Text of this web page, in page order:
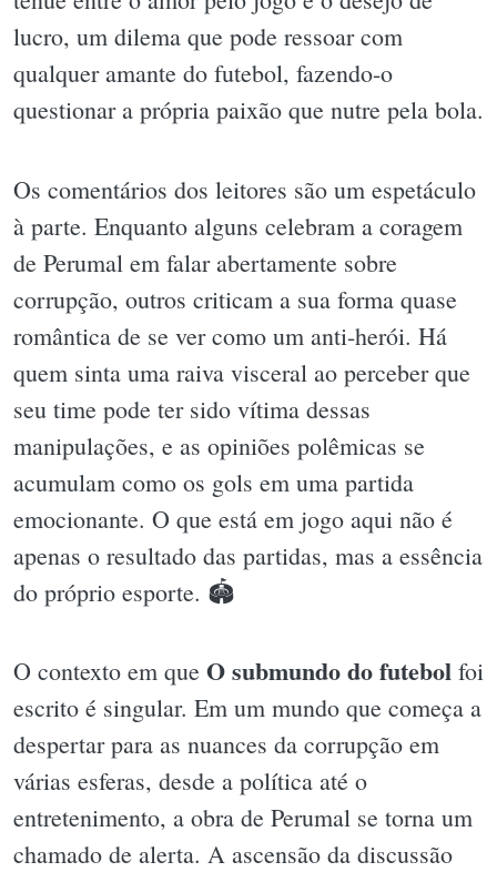
lucro, um dilema que pode ressoar com
qualquer amante do futebol, fazendo-o
questionar a própria paixão que nutre pela bola.
Os comentários dos leitores são um espetáculo
à parte. Enquanto alguns celebram a coragem
de Perumal em falar abertamente sobre
corrupção, outros criticam a sua forma quase
romântica de se ver como um anti-herói. Há
quem sinta uma raiva visceral ao perceber que
seu time pode ter sido vítima dessas
manipulações, e as opiniões polêmicas se
acumulam como os gols em uma partida
emocionante. O que está em jogo aqui não é
apenas o resultado das partidas, mas a essência
do próprio esporte. 🏟
O contexto em que O submundo do futebol foi
escrito é singular. Em um mundo que começa a
despertar para as nuances da corrupção em
várias esferas, desde a política até o
entretenimento, a obra de Perumal se torna um
chamado de alerta. A ascensão da discussão